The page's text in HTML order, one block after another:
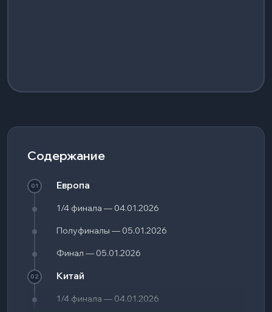
Содержание
01 Европа
1/4 финала — 04.01.2026
Полуфиналы — 05.01.2026
Финал — 05.01.2026
02 Китай
1/4 финала — 04.01.2026